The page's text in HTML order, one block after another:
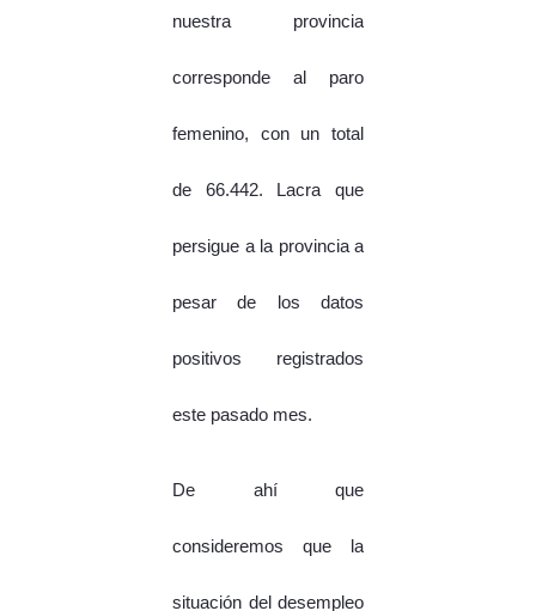
nuestra provincia
corresponde al paro
femenino, con un total
de 66.442. Lacra que
persigue a la provincia a
pesar de los datos
positivos registrados
este pasado mes.
De ahí que
consideremos que la
situación del desempleo